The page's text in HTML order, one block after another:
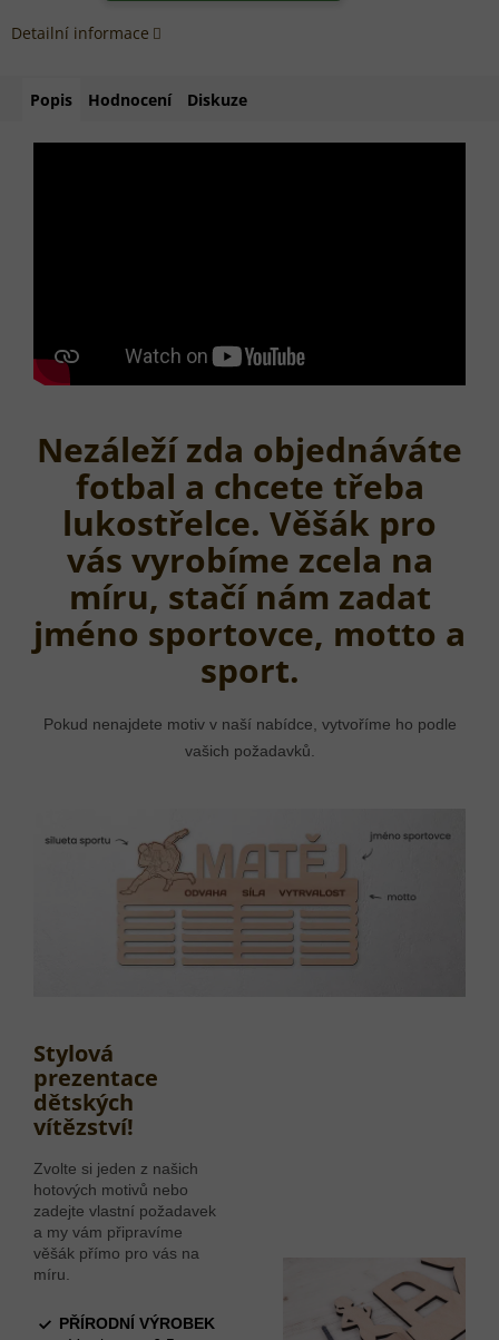
Detailní informace
Popis Hodnocení Diskuze
Nezáleží zda objednáváte
fotbal a chcete třeba
lukostřelce. Věšák pro
vás vyrobíme zcela na
míru, stačí nám zadat
jméno sportovce, motto a
sport.
Pokud nenajdete motiv v naší nabídce, vytvoříme ho podle
vašich požadavků.
Stylová
prezentace
dětských
vítězství!
Zvolte si jeden z našich
hotových motivů nebo
zadejte vlastní požadavek
a my vám připravíme
věšák přímo pro vás na
míru.
PŘÍRODNÍ VÝROBEK